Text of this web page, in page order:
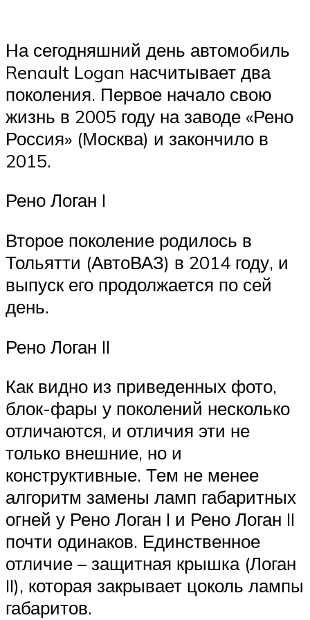
На сегодняшний день автомобиль
Renault Logan насчитывает два
поколения. Первое начало свою
жизнь в 2005 году на заводе «Рено
Россия» (Москва) и закончило в
2015.
Рено Логан I
Второе поколение родилось в
Тольятти (АвтоВАЗ) в 2014 году, и
выпуск его продолжается по сей
день.
Рено Логан II
Как видно из приведенных фото,
блок-фары у поколений несколько
отличаются, и отличия эти не
только внешние, но и
конструктивные. Тем не менее
алгоритм замены ламп габаритных
огней у Рено Логан I и Рено Логан II
почти одинаков. Единственное
отличие – защитная крышка (Логан
II), которая закрывает цоколь лампы
габаритов.